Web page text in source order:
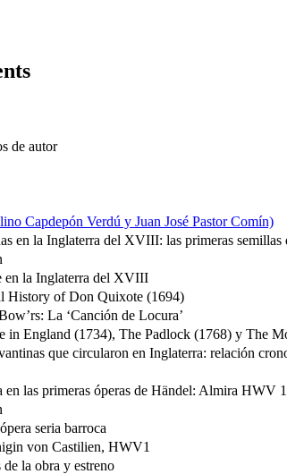
de autor
Capdepón Verdú y Juan José Pastor Comín)
en la Inglaterra del XVIII: las primeras
en la Inglaterra del XVIII
History of Don Quixote (1694)
La ‘Canción de Locura’
in England (1734), The Padlock (1768) y The
que circularon en Inglaterra: relación
en las primeras óperas de Händel: Almira
seria barroca
von Castilien, HWV1
de la obra y estreno